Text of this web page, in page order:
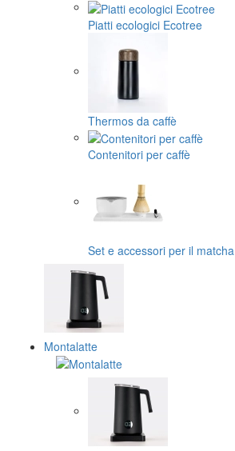
Piatti ecologici Ecotree
Thermos da caffè
Contenitori per caffè
Set e accessori per il matcha
Montalatte